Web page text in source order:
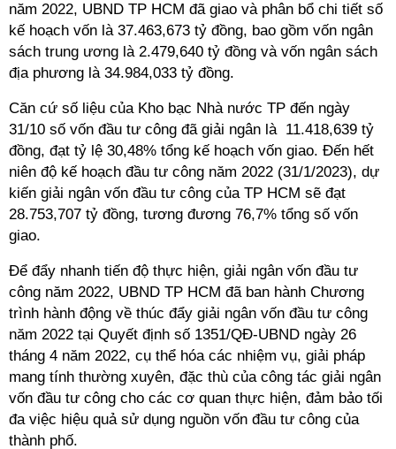
năm 2022, UBND TP HCM đã giao và phân bổ chi tiết số
kế hoạch vốn là 37.463,673 tỷ đồng, bao gồm vốn ngân
sách trung ương là 2.479,640 tỷ đồng và vốn ngân sách
địa phương là 34.984,033 tỷ đồng.
Căn cứ số liệu của Kho bạc Nhà nước TP đến ngày
31/10 số vốn đầu tư công đã giải ngân là 11.418,639 tỷ
đồng, đạt tỷ lệ 30,48% tổng kế hoạch vốn giao. Đến hết
niên độ kế hoạch đầu tư công năm 2022 (31/1/2023), dự
kiến giải ngân vốn đầu tư công của TP HCM sẽ đạt
28.753,707 tỷ đồng, tương đương 76,7% tổng số vốn
giao.
Để đẩy nhanh tiến độ thực hiện, giải ngân vốn đầu tư
công năm 2022, UBND TP HCM đã ban hành Chương
trình hành động về thúc đẩy giải ngân vốn đầu tư công
năm 2022 tại Quyết định số 1351/QĐ-UBND ngày 26
tháng 4 năm 2022, cụ thể hóa các nhiệm vụ, giải pháp
mang tính thường xuyên, đặc thù của công tác giải ngân
vốn đầu tư công cho các cơ quan thực hiện, đảm bảo tối
đa việc hiệu quả sử dụng nguồn vốn đầu tư công của
thành phố.